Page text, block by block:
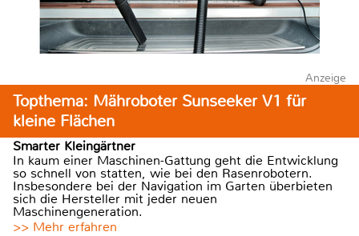
Anzeige
Topthema: Mähroboter Sunseeker V1 für
kleine Flächen
Smarter Kleingärtner
In kaum einer Maschinen-Gattung geht die Entwicklung
so schnell von statten, wie bei den Rasenrobotern.
Insbesondere bei der Navigation im Garten überbieten
sich die Hersteller mit jeder neuen
Maschinengeneration.
>> Mehr erfahren